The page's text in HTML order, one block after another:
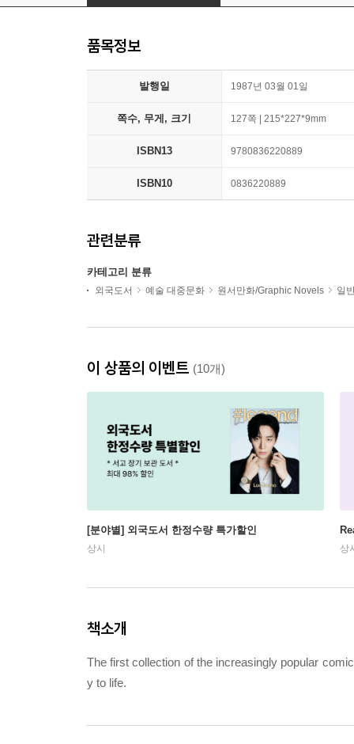
품목정보
발행일 1987년 03월 01일
쪽수, 무게, 크기 127쪽 | 215*227*9mm
ISBN13 9780836220889
ISBN10 0836220889
관련분류
카테고리 분류
외국도서 예술 대중문화 원서만화/Graphic Novels 일
이 상품의 이벤트 (10개)
[분야별] 외국도서 한정수량 특가할인
상시 상
책소개
The first collection of the increasingly popular
y to life.